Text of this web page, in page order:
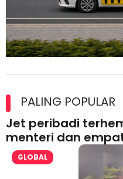
lesen separuh pertama 2026
PALING POPULAR
Jet peribadi
menteri dan
GLOBAL